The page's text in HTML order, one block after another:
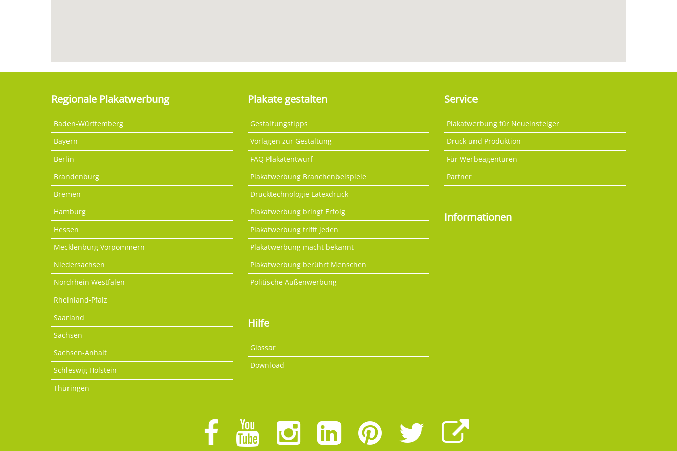
Regionale Plakatwerbung
Baden-Württemberg
Bayern
Berlin
Brandenburg
Bremen
Hamburg
Hessen
Mecklenburg Vorpommern
Niedersachsen
Nordrhein Westfalen
Rheinland-Pfalz
Saarland
Sachsen
Sachsen-Anhalt
Schleswig Holstein
Thüringen
Plakate gestalten
Gestaltungstipps
Vorlagen zur Gestaltung
FAQ Plakatentwurf
Plakatwerbung Branchenbeispiele
Drucktechnologie Latexdruck
Plakatwerbung bringt Erfolg
Plakatwerbung trifft jeden
Plakatwerbung macht bekannt
Plakatwerbung berührt Menschen
Politische Außenwerbung
Hilfe
Glossar
Download
Service
Plakatwerbung für Neueinsteiger
Druck und Produktion
Für Werbeagenturen
Partner
Informationen